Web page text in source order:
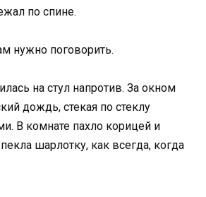
по спине.
нужно поговорить.
на стул напротив. За окном
дождь, стекая по стеклу
В комнате пахло корицей и
шарлотку, как всегда, когда